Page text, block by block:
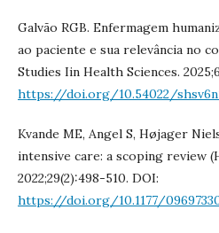
Galvão RGB. Enfermagem
ao paciente e sua relevância no
Studies Iin Health Sciences.
https://doi.org/10.54022/
Kvande ME, Angel S, Højager
intensive care: a scoping review
2022;29(2):498-510. DOI:
https://doi.org/10.1177/